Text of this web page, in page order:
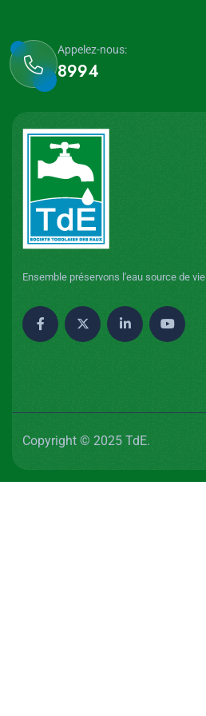
Appelez-nous:
8994
Ensemble préservons l'eau source de vie
Copyright © 2025 TdE.